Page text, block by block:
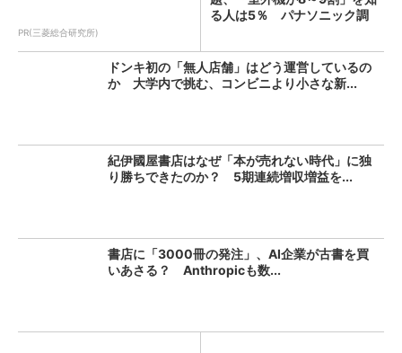
PR(三菱総合研究所)
る人は5％ パナソニック調
ドンキ初の「無人店舗」はどう運営しているの
か 大学内で挑む、コンビニより小さな新...
紀伊國屋書店はなぜ「本が売れない時代」に独
り勝ちできたのか？ 5期連続増収増益を...
書店に「3000冊の発注」、AI企業が古書を買
いあさる？ Anthropicも数...